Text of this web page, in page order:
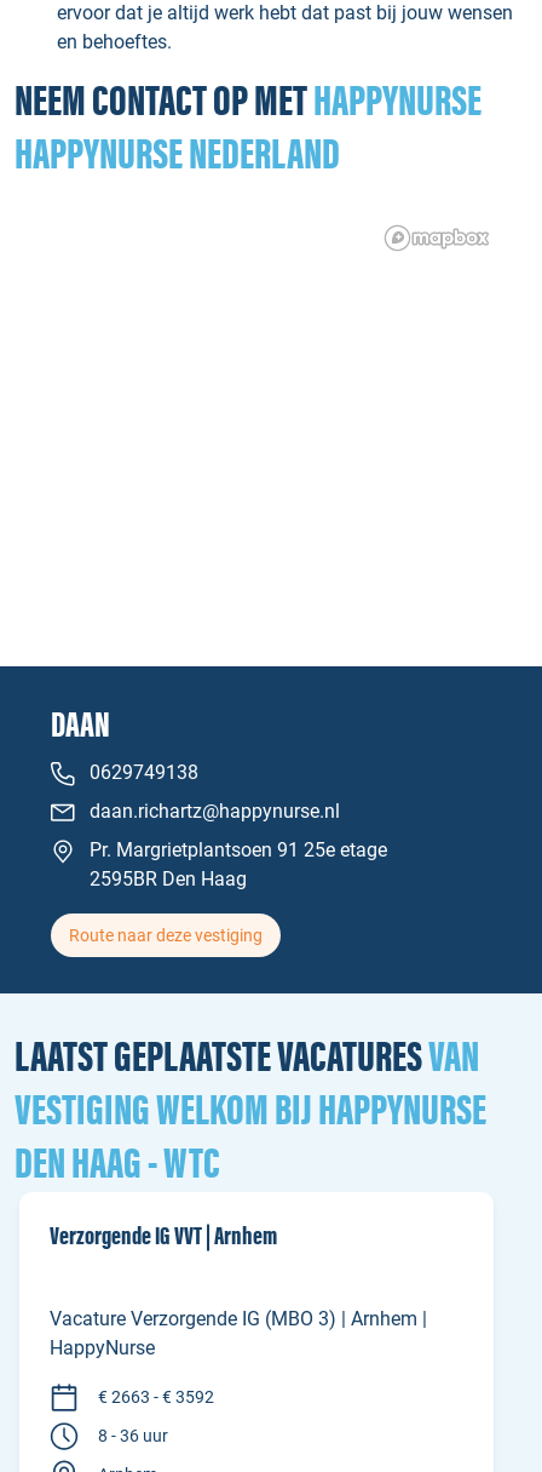
ervoor dat je altijd werk hebt dat past bij jouw wensen
en behoeftes.
NEEM CONTACT OP METHAPPYNURSE
HAPPYNURSE NEDERLAND
DAAN
0629749138
daan.richartz@happynurse.nl
Pr. Margrietplantsoen 91 25e etage
2595BR Den Haag
Route naar deze vestiging
LAATST GEPLAATSTE VACATURESVAN
VESTIGING WELKOM BIJ HAPPYNURSE
DEN HAAG - WTC
Verzorgende IG VVT | Arnhem
Vacature Verzorgende IG (MBO 3) | Arnhem |
HappyNurse
€ 2663 - € 3592
8 - 36 uur